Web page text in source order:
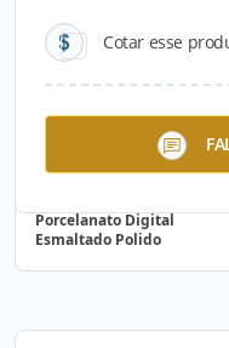
Cotar esse
Porcelanato Digital
Esmaltado Polido